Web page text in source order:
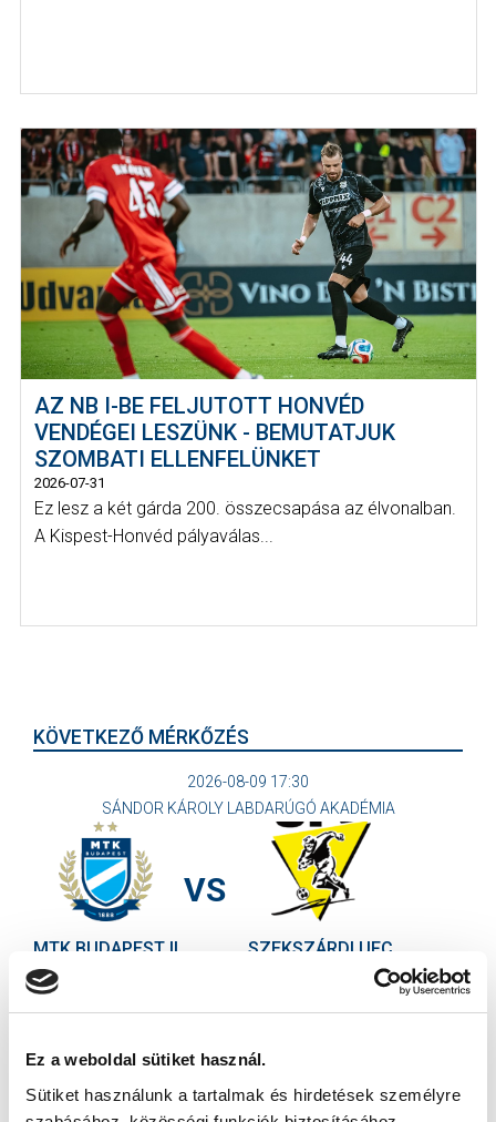
Ez a weboldal sütiket használ.
Sütiket használunk a tartalmak és hirdetések személyre
AZ NB I-BE FELJUTOTT HONVÉD
VENDÉGEI LESZÜNK - BEMUTATJUK
SZOMBATI ELLENFELÜNKET
2026-07-31
Ez lesz a két gárda 200. összecsapása az élvonalban.
A Kispest-Honvéd pályaválas...
KÖVETKEZŐ MÉRKŐZÉS
2026-08-09 17:30
SÁNDOR KÁROLY LABDARÚGÓ AKADÉMIA
MTK BUDAPEST II
VS
SZEKSZÁRDI UFC
hírlevelünkre: